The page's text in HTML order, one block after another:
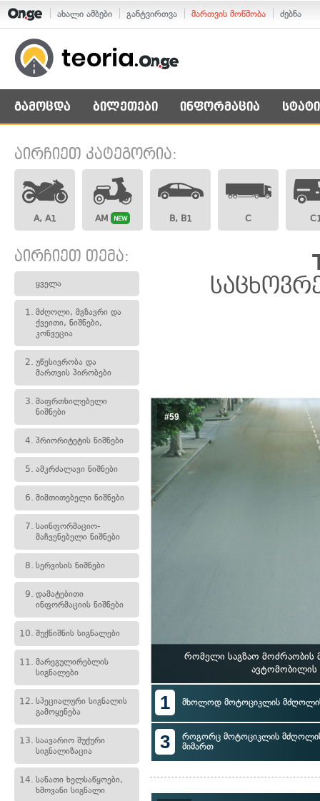
ახალი ამბები განტვირთვა მართვის მოწმობა ძებნა
გამოცდა ბილეთები ინფორმაცია
აირჩიეთ კატეგორია:
A, A1 AM NEW B, B1 C
აირჩიეთ თემა:
ყველა
1. მძღოლი, მგზავრი და
ქვეითი, ნიშნები,
კონვეცია
2. უწესივრობა და
მართვის პირობები
3. მაფრთხილებელი
ნიშნები
4. პრიორიტეტის ნიშნები
5. ამკრძალავი ნიშნები
6. მიმთითებელი ნიშნები
7. საინფორმაციო-
მაჩვენებელი ნიშნები
8. სერვისის ნიშნები
9. დამატებითი
ინფორმაციის ნიშნები
10. შუქნიშნის სიგნალები
11. მარეგულირებლის
სიგნალები
12. სპეციალური სიგნალის
გამოყენება
13. საავარიო შუქური
სიგნალიზაცია
14. სანათი ხელსაწყოები,
ხმოვანი სიგნალი
#59
რომელი საგზაო მოძრაობის
ავტომობილის
1 მხოლოდ მოტოციკლის
3
როგორც მოტოციკლის მძღოლის,
მიმართ